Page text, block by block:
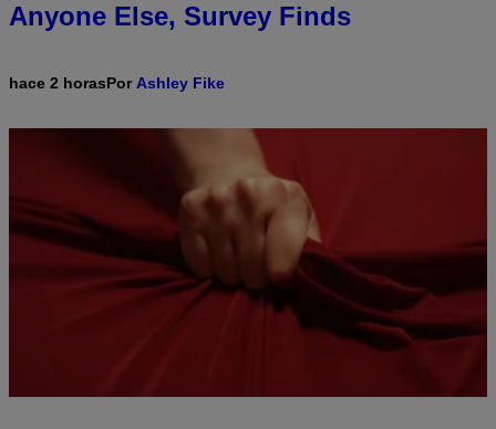
Anyone Else, Survey Finds
hace 2 horasPor Ashley Fike